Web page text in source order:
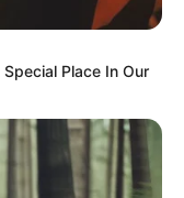
del club
dos años al
NEWS
Place In Our